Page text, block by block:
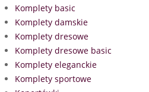
Komplety basic
Komplety damskie
Komplety dresowe
Komplety dresowe basic
Komplety eleganckie
Komplety sportowe